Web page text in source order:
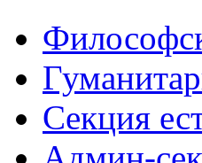
Секция